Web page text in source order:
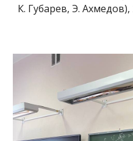
К. Губарев, Э. Ахмедов),